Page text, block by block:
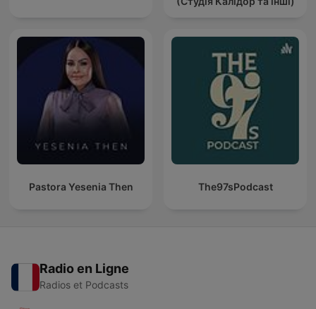
Pastora Yesenia Then The97sPodcast
Radio en Ligne
Radios et Podcasts